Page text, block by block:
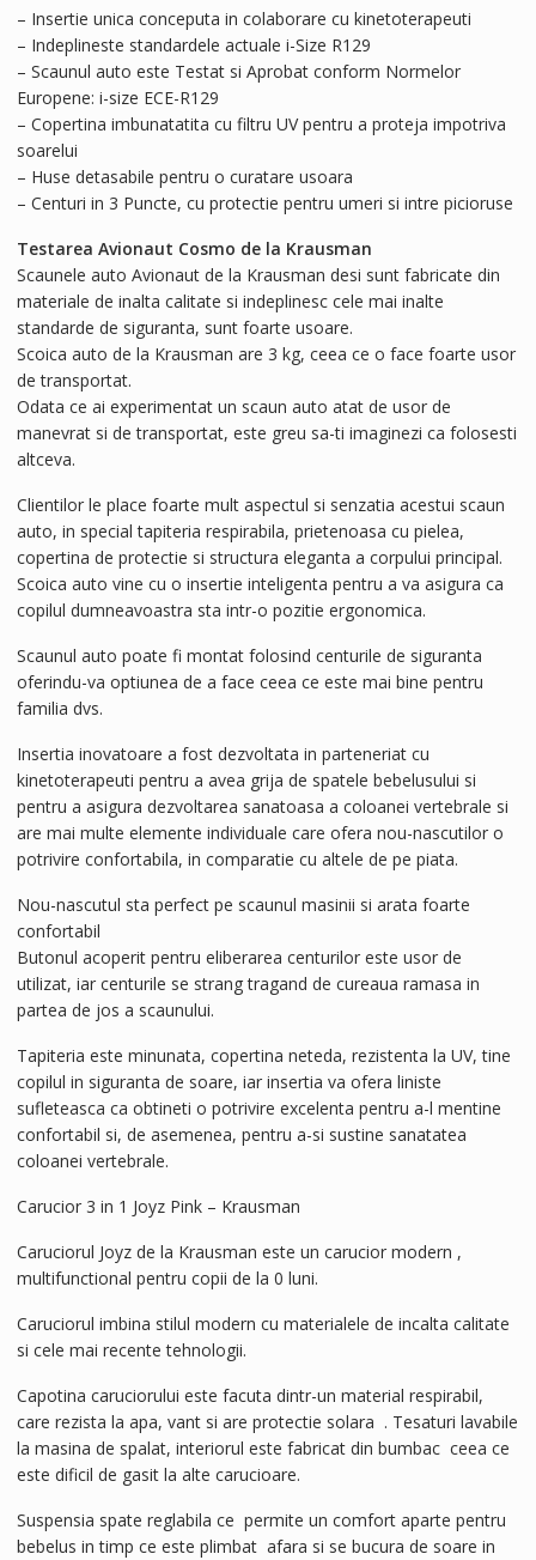
– Insertie unica conceputa in colaborare cu kinetoterapeuti
– Indeplineste standardele actuale i-Size R129
– Scaunul auto este Testat si Aprobat conform Normelor
Europene: i-size ECE-R129
– Copertina imbunatatita cu filtru UV pentru a proteja impotriva
soarelui
– Huse detasabile pentru o curatare usoara
– Centuri in 3 Puncte, cu protectie pentru umeri si intre picioruse
Testarea Avionaut Cosmo de la Krausman
Scaunele auto Avionaut de la Krausman desi sunt fabricate din
materiale de inalta calitate si indeplinesc cele mai inalte
standarde de siguranta, sunt foarte usoare.
Scoica auto de la Krausman are 3 kg, ceea ce o face foarte usor
de transportat.
Odata ce ai experimentat un scaun auto atat de usor de
manevrat si de transportat, este greu sa-ti imaginezi ca folosesti
altceva.
Clientilor le place foarte mult aspectul si senzatia acestui scaun
auto, in special tapiteria respirabila, prietenoasa cu pielea,
copertina de protectie si structura eleganta a corpului principal.
Scoica auto vine cu o insertie inteligenta pentru a va asigura ca
copilul dumneavoastra sta intr-o pozitie ergonomica.
Scaunul auto poate fi montat folosind centurile de siguranta
oferindu-va optiunea de a face ceea ce este mai bine pentru
familia dvs.
Insertia inovatoare a fost dezvoltata in parteneriat cu
kinetoterapeuti pentru a avea grija de spatele bebelusului si
pentru a asigura dezvoltarea sanatoasa a coloanei vertebrale si
are mai multe elemente individuale care ofera nou-nascutilor o
potrivire confortabila, in comparatie cu altele de pe piata.
Nou-nascutul sta perfect pe scaunul masinii si arata foarte
confortabil
Butonul acoperit pentru eliberarea centurilor este usor de
utilizat, iar centurile se strang tragand de cureaua ramasa in
partea de jos a scaunului.
Tapiteria este minunata, copertina neteda, rezistenta la UV, tine
copilul in siguranta de soare, iar insertia va ofera liniste
sufleteasca ca obtineti o potrivire excelenta pentru a-l mentine
confortabil si, de asemenea, pentru a-si sustine sanatatea
coloanei vertebrale.
Carucior 3 in 1 Joyz Pink – Krausman
Caruciorul Joyz de la Krausman este un carucior modern ,
multifunctional pentru copii de la 0 luni.
Caruciorul imbina stilul modern cu materialele de incalta calitate
si cele mai recente tehnologii.
Capotina caruciorului este facuta dintr-un material respirabil,
care rezista la apa, vant si are protectie solara . Tesaturi lavabile
la masina de spalat, interiorul este fabricat din bumbac ceea ce
este dificil de gasit la alte carucioare.
Suspensia spate reglabila ce permite un comfort aparte pentru
bebelus in timp ce este plimbat afara si se bucura de soare in